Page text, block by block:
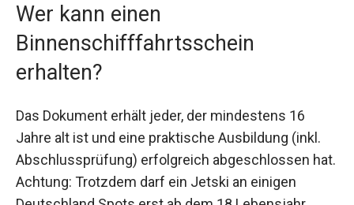
Wer kann einen
Binnenschifffahrtsschein
erhalten?
Das Dokument erhält jeder, der mindestens 16
Jahre alt ist und eine praktische Ausbildung (inkl.
Abschlussprüfung) erfolgreich abgeschlossen hat.
Achtung: Trotzdem darf ein Jetski an einigen